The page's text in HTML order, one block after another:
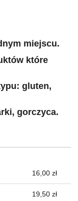
miejscu.
które
gluten,
gorczyca.
16,00 zł
19,50 zł